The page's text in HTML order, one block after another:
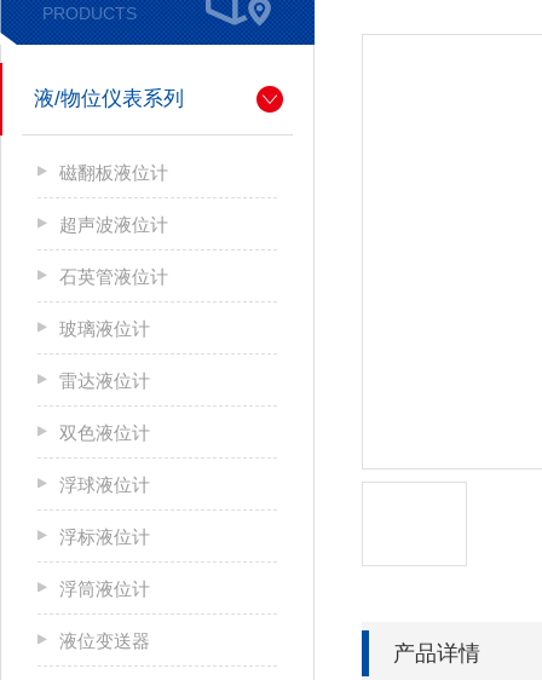
PRODUCTS
液/物位仪表系列
磁翻板液位计
超声波液位计
石英管液位计
玻璃液位计
雷达液位计
双色液位计
浮球液位计
浮标液位计
浮筒液位计
液位变送器
产品详情